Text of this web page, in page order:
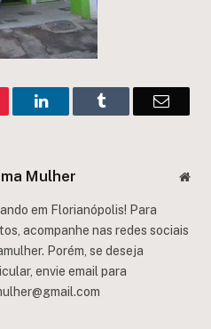
LinkedInTumblr Email
Mulher
em Florianópolis! Para
acompanhe nas redes sociais
Porém, se deseja
envie email para